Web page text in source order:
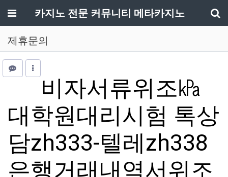
메뉴카지노 전문 커뮤니티 메타카지노
제휴문의
비자서류위조㎪
대학원대리시험 톡상
담zh333-텔레zh338
은행거래내역서위조